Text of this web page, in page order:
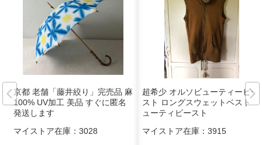
京都 老舗「藤井絞り」完売品 麻
100% UV加工 美品 すぐに匿名
発送します
マイストア在庫： 3028
超希少 オルソビューティービー
スト ロングスウェットベスト ビ
ューティビースト
マイストア在庫： 3915